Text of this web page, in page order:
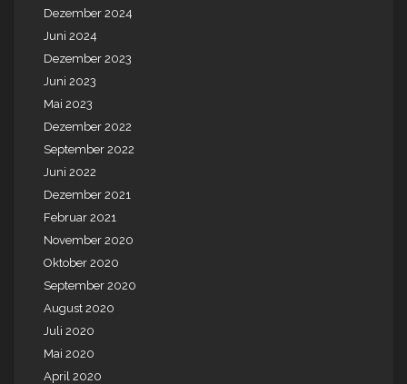
Dezember 2024
Juni 2024
Dezember 2023
Juni 2023
Mai 2023
Dezember 2022
September 2022
Juni 2022
Dezember 2021
Februar 2021
November 2020
Oktober 2020
September 2020
August 2020
Juli 2020
Mai 2020
April 2020